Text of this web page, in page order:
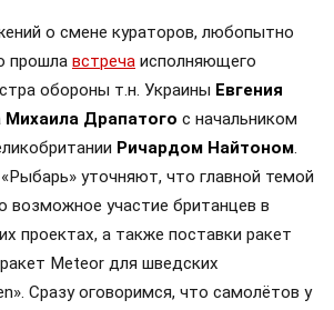
о смене кураторов, любопытно
прошла встреча исполняющего
обороны т.н. Украины Евгения
Михаила Драпатого с начальником
Ричардом Найтоном.
уточняют, что главной темой
возможное участие британцев в
проектах, а также поставки ракет
Meteor для шведских
Сразу оговоримся, что самолётов у